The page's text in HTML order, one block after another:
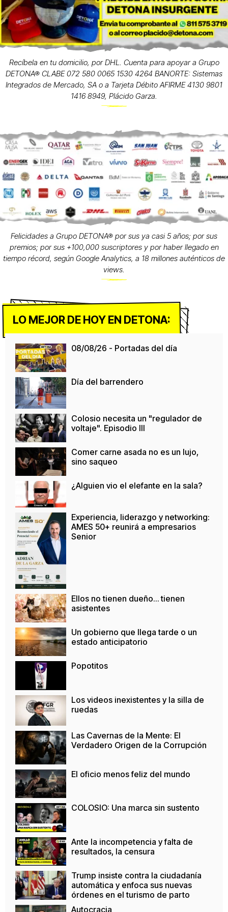
Recíbela en tu domicilio, por DHL. Cuenta para apoyar a Grupo
DETONA® CLABE 072 580 0065 1530 4264 BANORTE: Sistemas
Integrados de Mercado, SA o a Tarjeta Débito AFIRME 4130 9801
1416 8949, Plácido Garza.
Felicidades a Grupo DETONA® por sus ya casi 5 años; por sus
premios; por sus +100,000 suscriptores y por haber llegado en
tiempo récord, según Google Analytics, a 18 millones auténticos de
views.
LO MEJOR DE HOY EN DETONA:
08/08/26 - Portadas del día
Día del barrendero
Colosio necesita un "regulador de
voltaje". Episodio III
Comer carne asada no es un lujo,
sino saqueo
¿Alguien vio el elefante en la sala?
Experiencia, liderazgo y networking:
AMES 50+ reunirá a empresarios
Senior
Ellos no tienen dueño… tienen
asistentes
Un gobierno que llega tarde o un
estado anticipatorio
Popotitos
Los videos inexistentes y la silla de
ruedas
Las Cavernas de la Mente: El
Verdadero Origen de la Corrupción
El oficio menos feliz del mundo
COLOSIO: Una marca sin sustento
Ante la incompetencia y falta de
resultados, la censura
Trump insiste contra la ciudadanía
automática y enfoca sus nuevas
órdenes en el turismo de parto
Autocracia